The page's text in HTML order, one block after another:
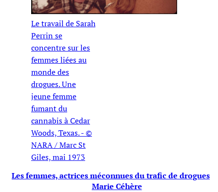
Le travail de Sarah
Perrin se
concentre sur les
femmes liées au
monde des
drogues. Une
jeune femme
fumant du
cannabis à Cedar
Woods, Texas. - ©
NARA / Marc St
Giles, mai 1973
Les femmes, actrices méconnues du trafic de drogues
Marie Céhère